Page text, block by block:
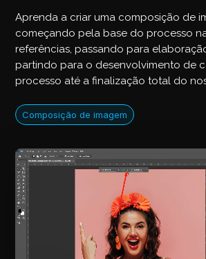
Aprenda a criar uma composição de
começando pela base do processo
referências, passando para
partindo para o desenvolvimento de
processo até a finalização total do
Composição de imagem